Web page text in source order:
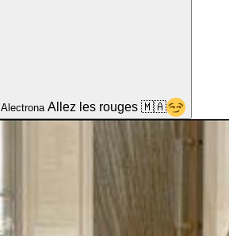
Alectrona Allez les rouges 🇲🇦